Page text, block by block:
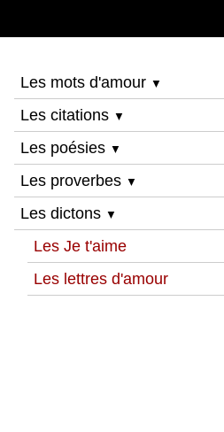
Les mots d'amour ▼
Les citations ▼
Les poésies ▼
Les proverbes ▼
Les dictons ▼
Les Je t'aime
Les lettres d'amour